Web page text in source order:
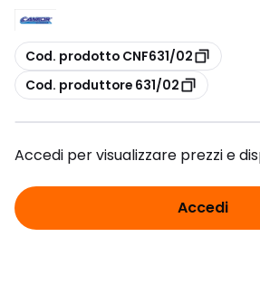
copia
Cod. prodotto CNF631/02
copia
Cod. produttore 631/02
Accedi per visualizzare prezzi e
Accedi